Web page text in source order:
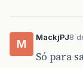
M
MackjPJ8
Só para